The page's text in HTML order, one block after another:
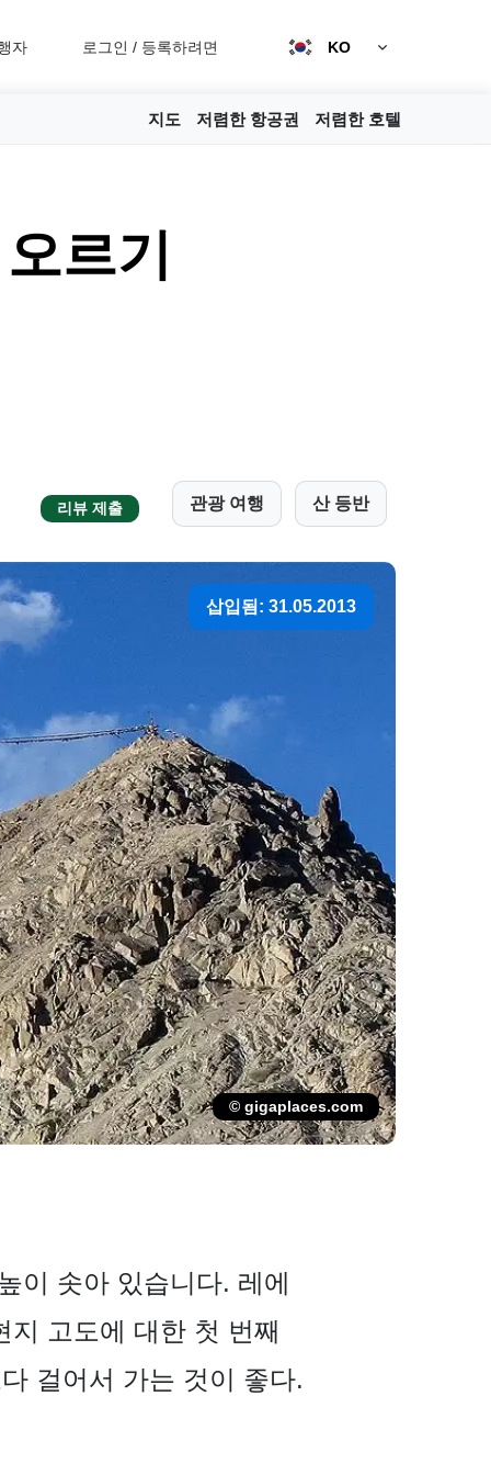
자 로그인 / 등록하려면 KO
지도 저렴한 항공권 저렴한 호텔
르기
리뷰 제출 관광 여행 산 등반
삽입됨: 31.05.2013
© gigaplaces.com
이 솟아 있습니다. 레에
고도에 대한 첫 번째
걸어서 가는 것이 좋다.